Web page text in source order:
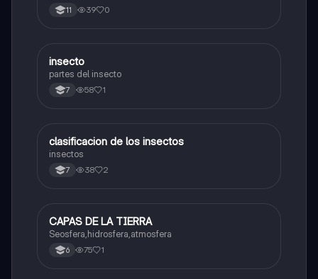
11 39 0
Biologia
insecto
partes del insecto
7 58 1
Biologia
clasificacion de los insectos
insectos
7 38 2
Biologia
CAPAS DE LA TIERRA
Seosfera,hidrosfera,atmosfera
6 75 1